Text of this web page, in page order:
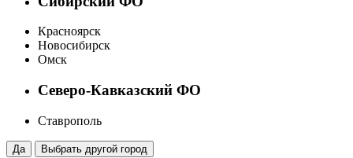
Красноярск
Новосибирск
Омск
Северо-Кавказский ФО
Ставрополь